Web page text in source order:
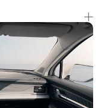
lässt sich freihändig
voll haben, was bei
Fall sein wird.